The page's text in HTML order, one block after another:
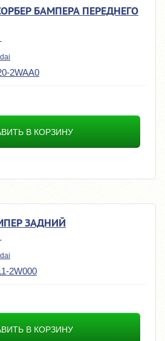
БАМПЕРА ПЕРЕДНЕГО
2WAA0
В КОРЗИНУ
ЗАДНИЙ
2W000
В КОРЗИНУ